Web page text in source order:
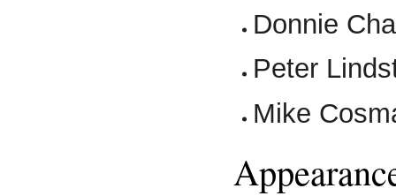
Donnie
Peter
Mike